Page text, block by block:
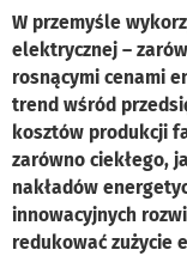
W przemyśle
elektrycznej –
rosnącymi cenami
trend wśród
kosztów produkcji
zarówno ciekłego,
nakładów
innowacyjnych
redukować zużycie